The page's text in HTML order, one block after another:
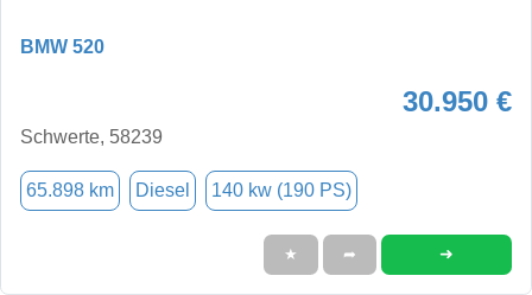
BMW 520
30.950 €
Schwerte, 58239
65.898 km Diesel 140 kw (190 PS)
★ ➦ ➜